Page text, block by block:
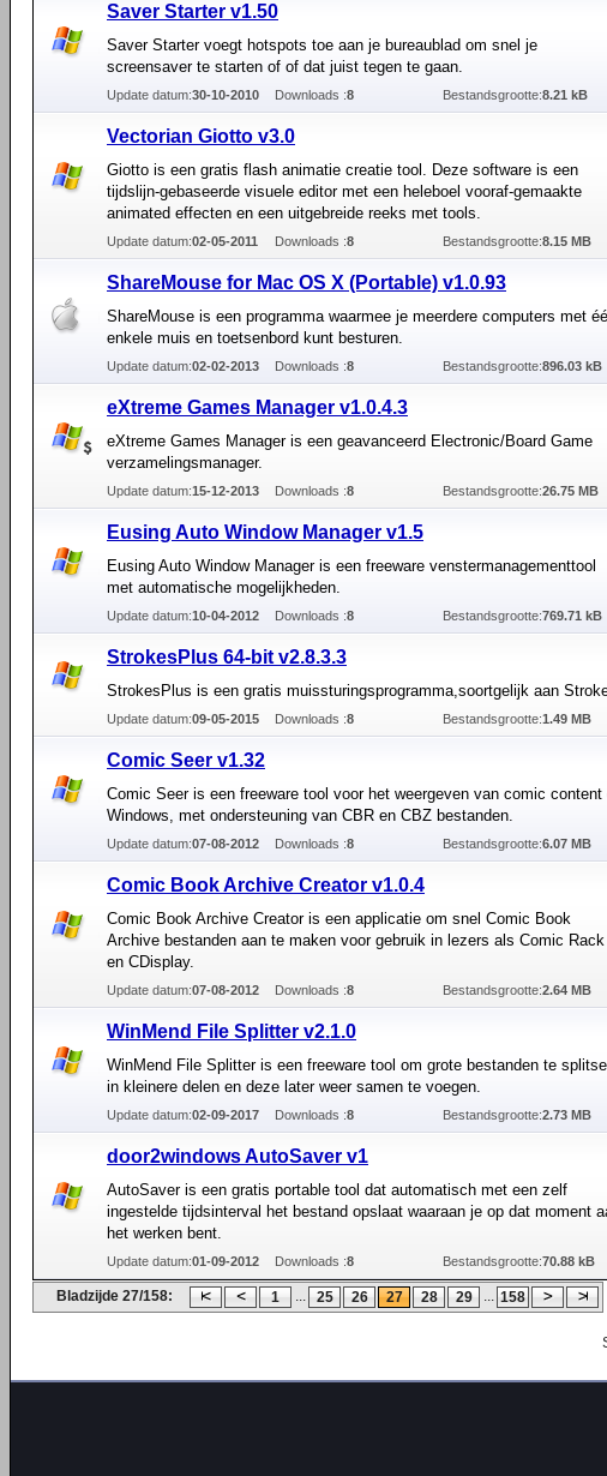
Saver Starter v1.50
Saver Starter voegt hotspots toe aan je bureaublad om snel je
screensaver te starten of of dat juist tegen te gaan.
Update datum:30-10-2010 Downloads :8 Bestandsgrootte:8.21 kB
Vectorian Giotto v3.0
Giotto is een gratis flash animatie creatie tool. Deze software is een
tijdslijn-gebaseerde visuele editor met een heleboel vooraf-gemaakte
animated effecten en een uitgebreide reeks met tools.
Update datum:02-05-2011 Downloads :8 Bestandsgrootte:8.15 MB
ShareMouse for Mac OS X (Portable) v1.0.93
ShareMouse is een programma waarmee je meerdere computers met
enkele muis en toetsenbord kunt besturen.
Update datum:02-02-2013 Downloads :8 Bestandsgrootte:896.03 kB
eXtreme Games Manager v1.0.4.3
eXtreme Games Manager is een geavanceerd Electronic/Board Game
verzamelingsmanager.
Update datum:15-12-2013 Downloads :8 Bestandsgrootte:26.75 MB
Eusing Auto Window Manager v1.5
Eusing Auto Window Manager is een freeware venstermanagementtool
met automatische mogelijkheden.
Update datum:10-04-2012 Downloads :8 Bestandsgrootte:769.71 kB
StrokesPlus 64-bit v2.8.3.3
StrokesPlus is een gratis muissturingsprogramma,soortgelijk aan
Update datum:09-05-2015 Downloads :8 Bestandsgrootte:1.49 MB
Comic Seer v1.32
Comic Seer is een freeware tool voor het weergeven van comic content
Windows, met ondersteuning van CBR en CBZ bestanden.
Update datum:07-08-2012 Downloads :8 Bestandsgrootte:6.07 MB
Comic Book Archive Creator v1.0.4
Comic Book Archive Creator is een applicatie om snel Comic Book
Archive bestanden aan te maken voor gebruik in lezers als Comic Rack
en CDisplay.
Update datum:07-08-2012 Downloads :8 Bestandsgrootte:2.64 MB
WinMend File Splitter v2.1.0
WinMend File Splitter is een freeware tool om grote bestanden te
in kleinere delen en deze later weer samen te voegen.
Update datum:02-09-2017 Downloads :8 Bestandsgrootte:2.73 MB
door2windows AutoSaver v1
AutoSaver is een gratis portable tool dat automatisch met een zelf
ingestelde tijdsinterval het bestand opslaat waaraan je op dat moment
het werken bent.
Update datum:01-09-2012 Downloads :8 Bestandsgrootte:70.88 kB
Bladzijde 27/158: 1 ... 25 26 27 28 29 ... 158